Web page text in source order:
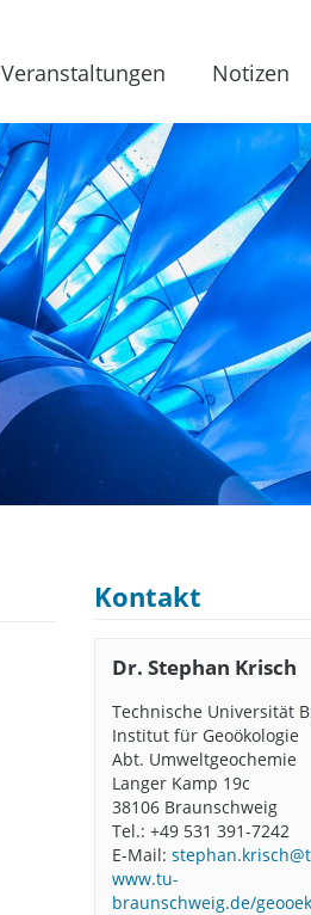
Veranstaltungen Notizen
Kontakt
Dr. Stephan Krisch
Technische Universität
Institut für Geoökologie
Abt. Umweltgeochemie
Langer Kamp 19c
38106 Braunschweig
Tel.: +49 531 391-7242
E-Mail:
www.tu-
braunschweig.de/